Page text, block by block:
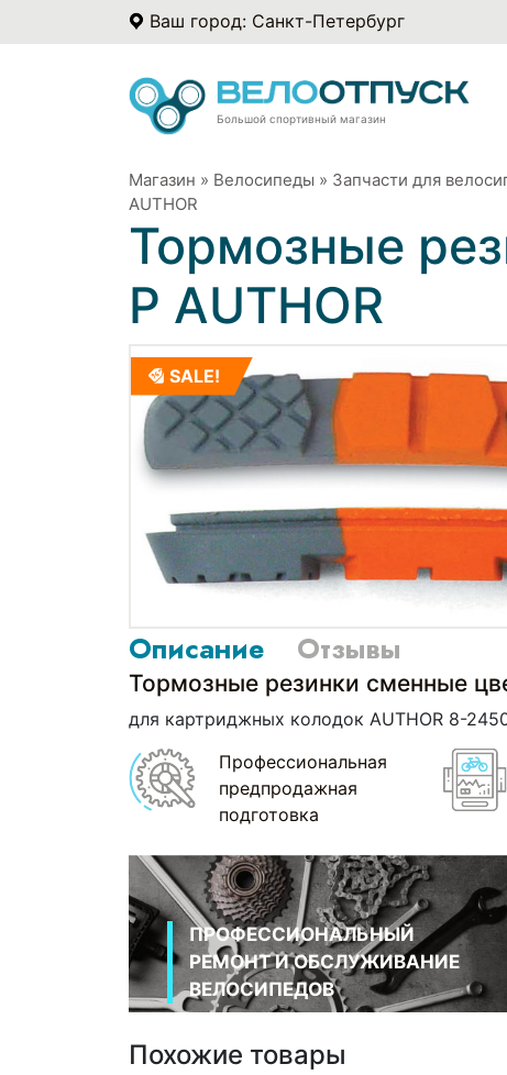
Ваш город: Санкт-Петербург
Большой спортивный магазин
Магазин » Велосипеды » Запчасти для
AUTHOR
Тормозные
P AUTHOR
SALE!
Описание Отзывы
Тормозные резинки сменные
для картриджных колодок AUTHOR 8-
Профессиональная
предпродажная
подготовка
ПРОФЕССИОНАЛЬНЫЙ
РЕМОНТ И ОБСЛУЖИВАНИЕ
ВЕЛОСИПЕДОВ
Похожие товары